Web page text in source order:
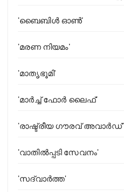
'ബൈബിൾ ഓൺ'
'മരണ നിയമം'
'മാതൃഭൂമി'
'മാർച്ച് ഫോർ ലൈഫ്'
'രാഷ്ട്രീയ ഗൗരവ് അവാര്‍ഡ്'
'വാതിൽപ്പടി സേവനം'
'സദ്‌വാര്‍ത്ത'